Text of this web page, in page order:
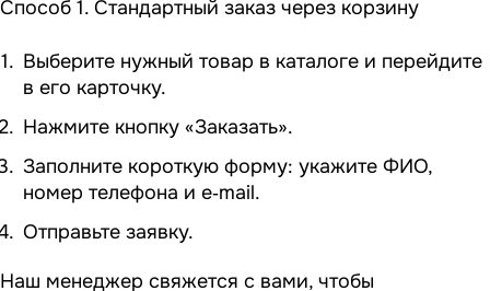
Способ 1. Стандартный заказ через корзину
Выберите нужный товар в каталоге и перейдите
в его карточку.
Нажмите кнопку «Заказать».
Заполните короткую форму: укажите ФИО,
номер телефона и e‑mail.
Отправьте заявку.
Наш менеджер свяжется с вами, чтобы